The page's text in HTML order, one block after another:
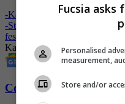
-Karol G: La fiesta latina en
-Stanley 1913 y Karol G
festivales musicales
Karol GKarol G y Shakira
Conozca más de
Fucsia asks
Personalised
measurement,
Store and/or